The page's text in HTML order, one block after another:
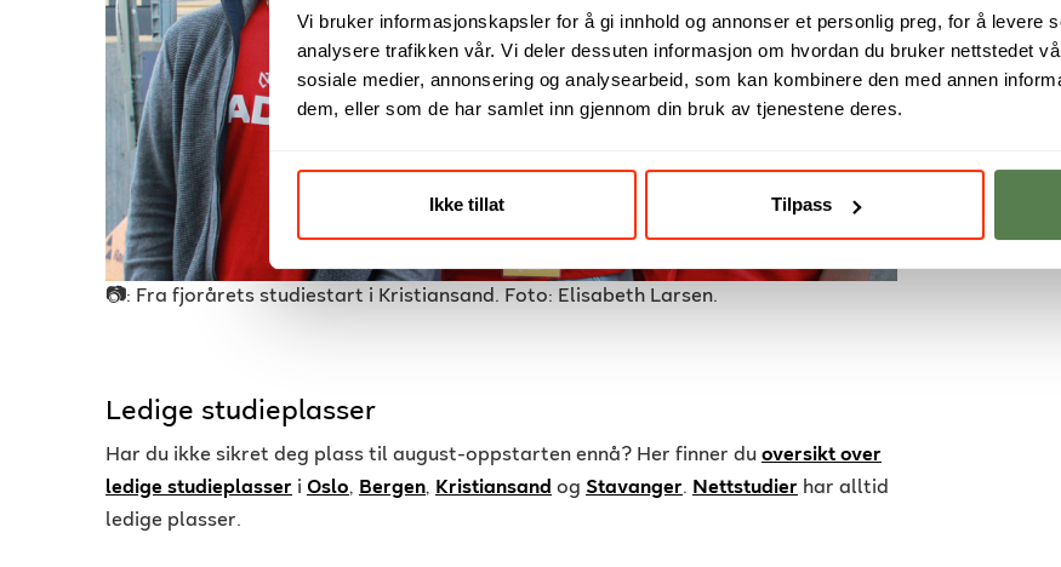
Vi bruker informasjonskapsler for å gi innhold og annonser et personlig preg, for å levere
analysere trafikken vår. Vi deler dessuten informasjon om hvordan du bruker nettstedet
sosiale medier, annonsering og analysearbeid, som kan kombinere den med annen
dem, eller som de har samlet inn gjennom din bruk av tjenestene deres.
Ikke tillat Tilpass
📷: Fra fjorårets studiestart i Kristiansand. Foto: Elisabeth Larsen.
Ledige studieplasser
Har du ikke sikret deg plass til august-oppstarten ennå? Her finner du oversikt over
ledige studieplasser i Oslo, Bergen, Kristiansand og Stavanger. Nettstudier har alltid
ledige plasser.